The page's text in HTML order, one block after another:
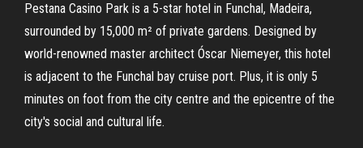
Pestana Casino Park is a 5-star hotel in Funchal, Madeira,
surrounded by 15,000 m² of private gardens. Designed by
world-renowned master architect Óscar Niemeyer, this hotel
is adjacent to the Funchal bay cruise port. Plus, it is only 5
minutes on foot from the city centre and the epicentre of the
city's social and cultural life.